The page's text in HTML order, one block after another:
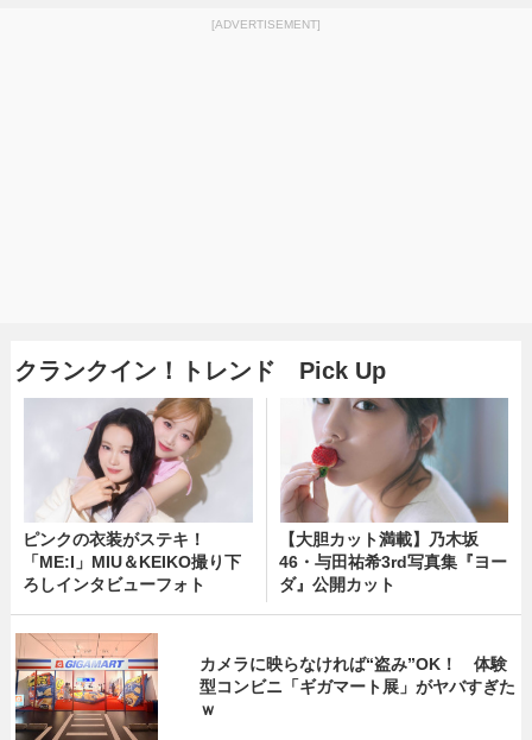
[ADVERTISEMENT]
クランクイン！トレンド Pick Up
ピンクの衣装がステキ！
「ME:I」MIU＆KEIKO撮り下
ろしインタビューフォト
【大胆カット満載】乃木坂
46・与田祐希3rd写真集『ヨー
ダ』公開カット
カメラに映らなければ“盗み”OK！ 体験
型コンビニ「ギガマート展」がヤバすぎた
ｗ